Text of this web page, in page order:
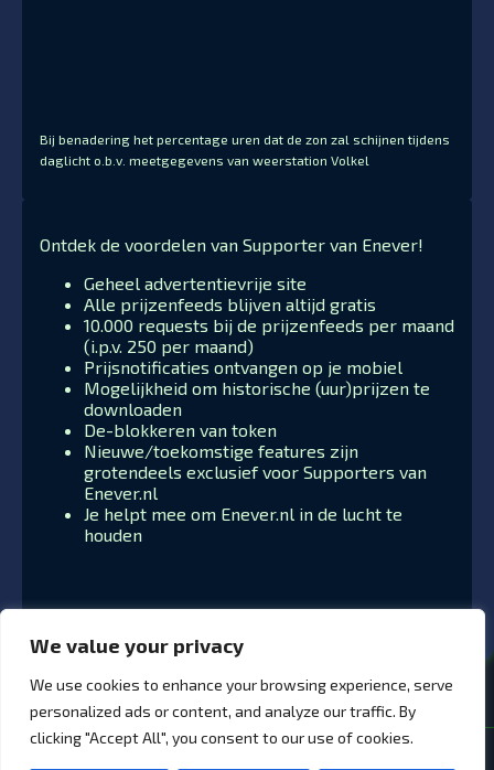
We value your privacy
We use cookies to enhance your browsing experience, serve
personalized ads or content, and analyze our traffic. By
clicking "Accept All", you consent to our use of cookies.
Bij benadering het percentage uren dat de zon zal schijnen tijdens
daglicht o.b.v. meetgegevens van weerstation Volkel
Ontdek de voordelen van Supporter van Enever!
Geheel advertentievrije site
Alle prijzenfeeds blijven altijd gratis
10.000 requests bij de prijzenfeeds per maand
(i.p.v. 250 per maand)
Prijsnotificaties ontvangen op je mobiel
Mogelijkheid om historische (uur)prijzen te
downloaden
De-blokkeren van token
Nieuwe/toekomstige features zijn
grotendeels exclusief voor Supporters van
Enever.nl
Je helpt mee om Enever.nl in de lucht te
houden
© 2026 Enever.nl - Alle rechten voorbehouden